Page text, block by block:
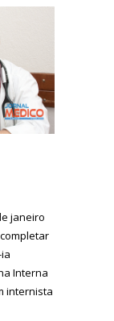
janeiro
Interna
internista